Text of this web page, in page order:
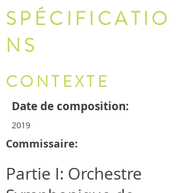
SPÉCIFICATIO
NS
CONTEXTE
Date de composition:
2019
Commissaire:
Partie I: Orchestre